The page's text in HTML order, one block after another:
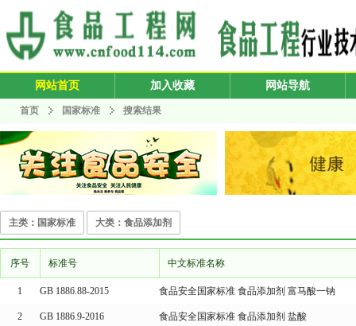
网站首页 加入收藏 网站导航
首页 国家标准 搜索结果
主类：国家标准 大类：食品添加剂
序号 标准号 中文标准名称
1 GB 1886.88-2015 食品安全国家标准 食品添加剂 富马酸一钠
2 GB 1886.9-2016 食品安全国家标准 食品添加剂 盐酸